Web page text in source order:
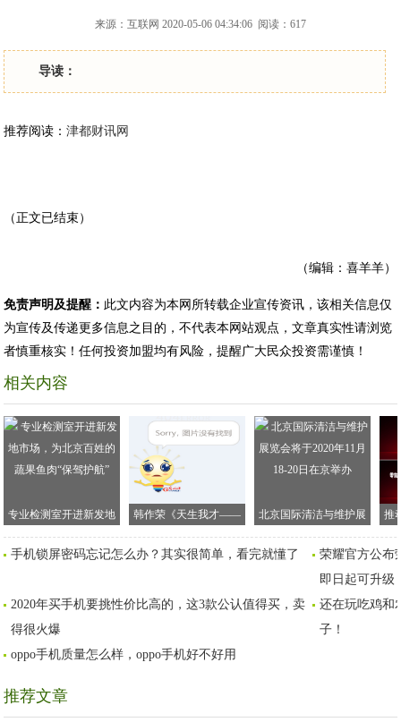
来源：互联网 2020-05-06 04:34:06 阅读：617
导读：
推荐阅读：津都财讯网
（正文已结束）
（编辑：喜羊羊）
免责声明及提醒： 此文内容为本网所转载企业宣传资讯，该相关信息仅
为宣传及传递更多信息之目的，不代表本网站观点，文章真实性请浏览
者慎重核实！任何投资加盟均有风险，提醒广大民众投资需谨慎！
相关内容
专业检测室开进新发地
市场，为北京百姓的蔬
果鱼肉“保驾护航”
韩作荣《天生我才——
李白传》新书发布会在
京举行
北京国际清洁与维护展
览会将于2020年11月18-
20日在京举办
推
手机锁屏密码忘记怎么办？其实很简单，看完就懂了
荣耀官方公布
即日起可升级
2020年买手机要挑性价比高的，这3款公认值得买，卖
得很火爆
还在玩吃鸡和
子！
oppo手机质量怎么样，oppo手机好不好用
推荐文章